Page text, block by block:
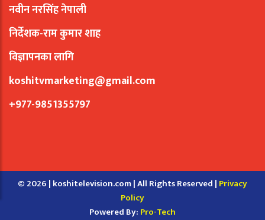
नवीन नरसिंह नेपाली
निर्देशक-राम कुमार शाह
विज्ञापनका लागि
koshitvmarketing@gmail.com
+977-9851355797
© 2026 | koshitelevision.com | All Rights Reserved | Privacy
Policy
Powered By: Pro-Tech